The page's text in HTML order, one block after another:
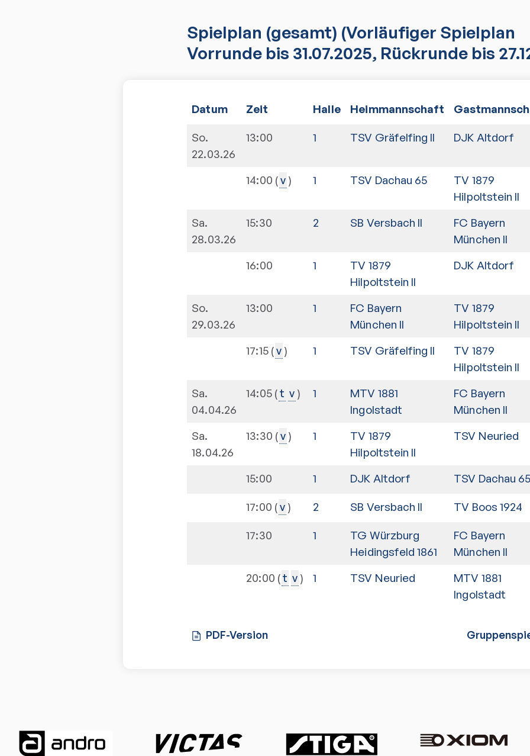
Spielplan (gesamt) (Vorläufiger Spielplan
Vorrunde bis 31.07.2025, Rückrunde bis
Datum Zeit Halle Heimmannschaft
So.
22.03.26
13:00 1 TSV Gräfelfing II DJK Altdorf
14:00 v 1 TSV Dachau 65
TV 1879
Hilpoltstein II
Sa.
28.03.26
15:30 2 SB Versbach II
FC Bayern
München II
16:00 1
TV 1879
Hilpoltstein II
DJK Altdorf
So.
29.03.26
13:00 1
FC Bayern
München II
TV 1879
Hilpoltstein II
17:15 v 1 TSV Gräfelfing II
TV 1879
Hilpoltstein II
Sa.
04.04.26
14:05 t v 1
MTV 1881
Ingolstadt
FC Bayern
München II
Sa.
18.04.26
13:30 v 1
TV 1879
Hilpoltstein II
TSV Neuried
15:00 1 DJK Altdorf TSV Dachau 65
17:00 v 2 SB Versbach II TV Boos 1924
17:30 1
TG Würzburg
Heidingsfeld 1861
FC Bayern
München II
20:00 t v 1 TSV Neuried
MTV 1881
Ingolstadt
PDF-Version